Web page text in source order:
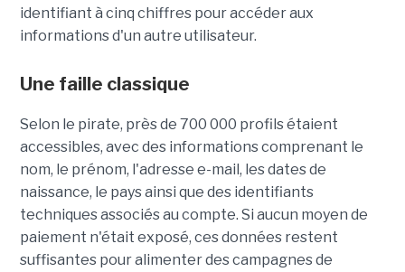
identifiant à cinq chiffres pour accéder aux
informations d'un autre utilisateur.
Une faille classique
Selon le pirate, près de 700 000 profils étaient
accessibles, avec des informations comprenant le
nom, le prénom, l'adresse e-mail, les dates de
naissance, le pays ainsi que des identifiants
techniques associés au compte. Si aucun moyen de
paiement n'était exposé, ces données restent
suffisantes pour alimenter des campagnes de